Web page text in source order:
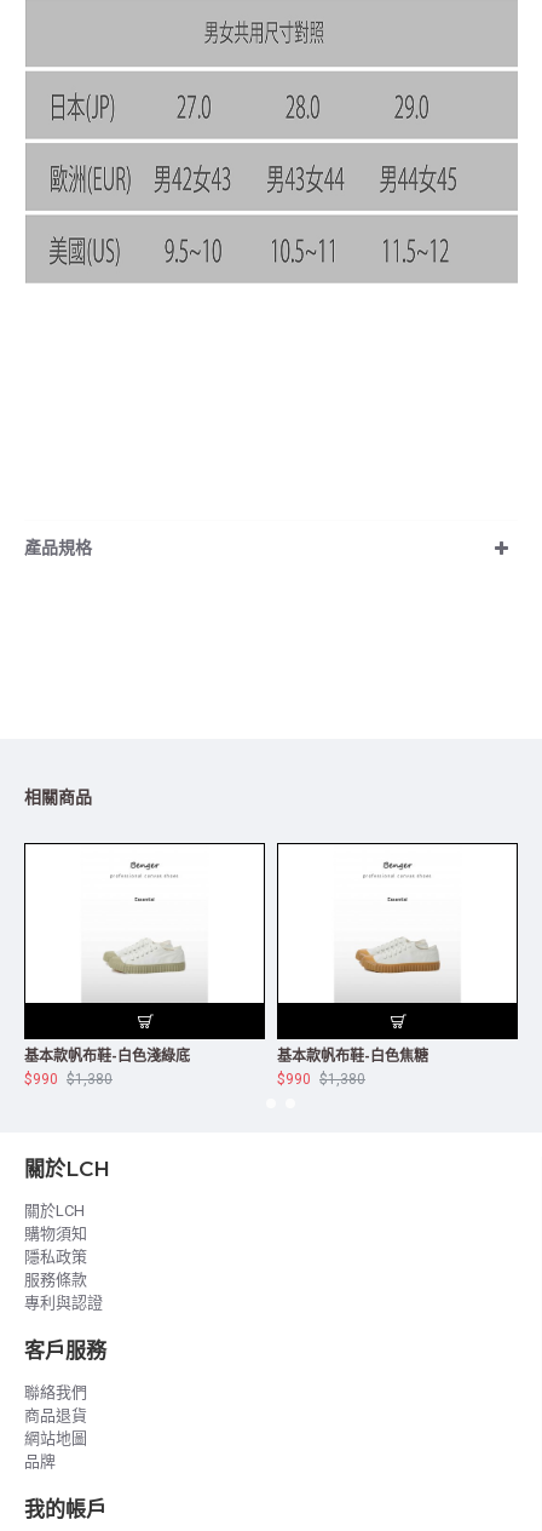
產品規格
相關商品
基本款帆布鞋-白色淺綠底
$990 $1,380
基本款帆布鞋-白色焦糖
$990 $1,380
關於LCH
關於LCH
購物須知
隱私政策
服務條款
專利與認證
客戶服務
聯絡我們
商品退貨
網站地圖
品牌
我的帳戶